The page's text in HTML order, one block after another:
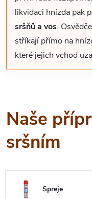
likvidaci hnízda pak
sršňů a vos.
stříkají přímo na
které jejich vchod
Naše
sršním
Spreje